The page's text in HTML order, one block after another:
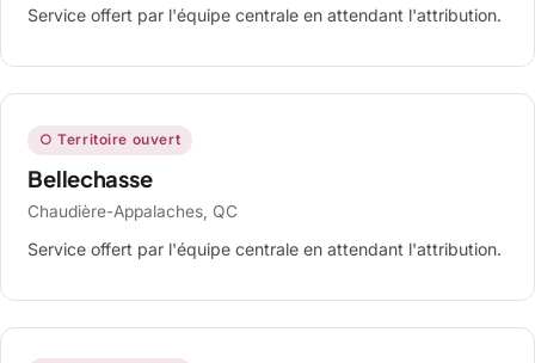
Service offert par l'équipe centrale en attendant l'attribution.
○ Territoire ouvert
Bellechasse
Chaudière-Appalaches, QC
Service offert par l'équipe centrale en attendant l'attribution.